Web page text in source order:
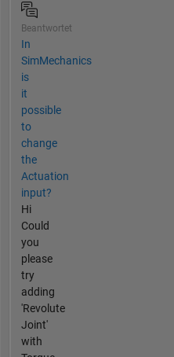
Beantwortet
In
SimMechanics
is
it
possible
to
change
the
Actuation
input?
Hi
Could
you
please
try
adding
'Revolute
Joint'
with